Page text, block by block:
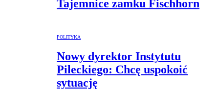
Tajemnice zamku Fischhorn
POLITYKA
Nowy dyrektor Instytutu
Pileckiego: Chcę uspokoić
sytuację